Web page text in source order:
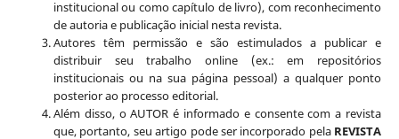
institucional ou como capítulo de livro), com reconhecimento
de autoria e publicação inicial nesta revista.
Autores têm permissão e são estimulados a publicar e
distribuir seu trabalho online (ex.: em repositórios
institucionais ou na sua página pessoal) a qualquer ponto
posterior ao processo editorial.
Além disso, o AUTOR é informado e consente com a revista
que, portanto, seu artigo pode ser incorporado pela REVISTA